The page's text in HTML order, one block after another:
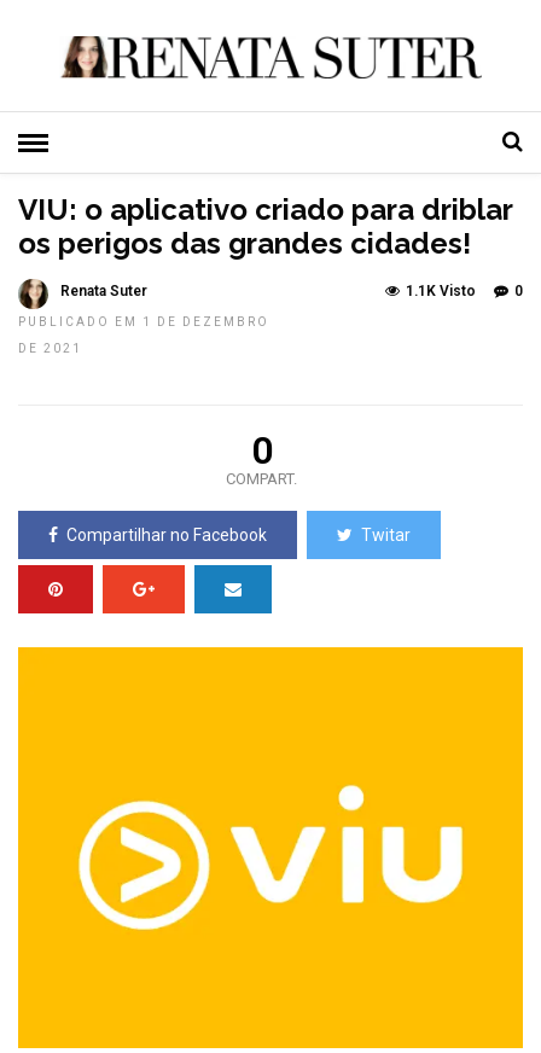
HOME»TECNOLOGIA TOP NEWS
VIU: o aplicativo criado para driblar
os perigos das grandes cidades!
Renata Suter
PUBLICADO EM 1 DE DEZEMBRO
DE 2021
0
1.1K Visto
0
COMPART.
Compartilhar no Facebook Twitar